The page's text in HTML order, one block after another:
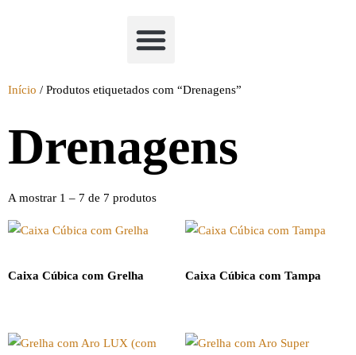
Início / Produtos etiquetados com “Drenagens”
Drenagens
A mostrar 1 – 7 de 7 produtos
Caixa Cúbica com Grelha Caixa Cúbica com Tampa